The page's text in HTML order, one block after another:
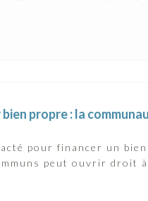
propre : la
pour financer un
peut ouvrir droit